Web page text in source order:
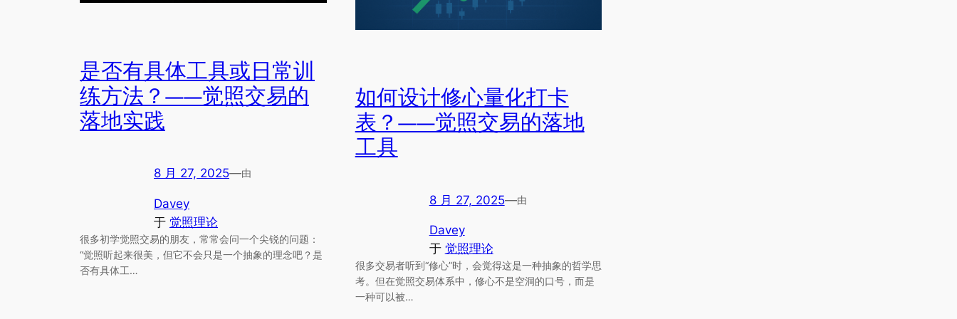
是否有具体工具或日常训
练方法？——觉照交易的
落地实践
8 月 27, 2025—由
Davey
于 觉照理论
很多初学觉照交易的朋友，常常会问一个尖锐的问题：
“觉照听起来很美，但它不会只是一个抽象的理念吧？是
否有具体工…
如何设计修心量化打卡
表？——觉照交易的落地
工具
8 月 27, 2025—由
Davey
于 觉照理论
很多交易者听到“修心”时，会觉得这是一种抽象的哲学思
考。但在觉照交易体系中，修心不是空洞的口号，而是
一种可以被…